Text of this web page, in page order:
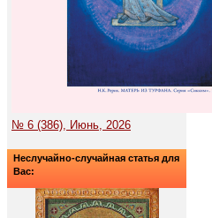
№ 6 (386), Июнь, 2026
Неслучайно-случайная статья для
Вас: